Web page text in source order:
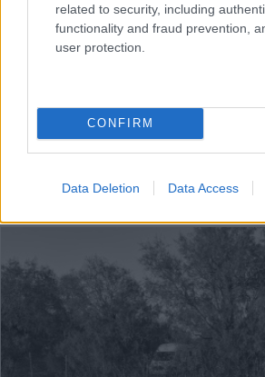
related to security, including
functionality and fraud prevention,
user protection.
CONFIRM
Data Deletion Data Access